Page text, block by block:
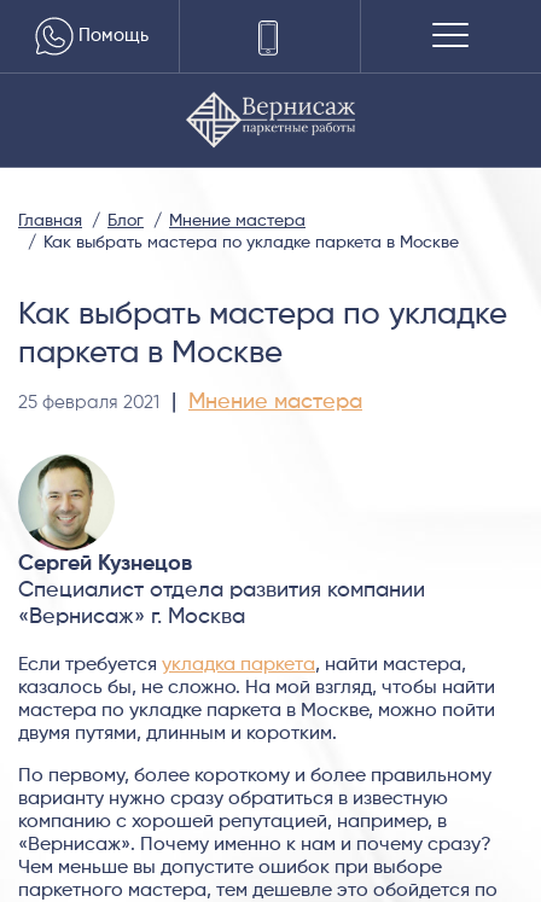
Помощь
Главная Блог
Мнение мастера
Как выбрать мастера по укладке паркета в Москве
Как выбрать мастера по укладке
паркета в Москве
25 февраля 2021 Мнение мастера
Сергей Кузнецов
Специалист отдела развития компании
«Вернисаж» г. Москва
Если требуется укладка паркета, найти мастера,
казалось бы, не сложно. На мой взгляд, чтобы найти
мастера по укладке паркета в Москве, можно пойти
двумя путями, длинным и коротким.
По первому, более короткому и более правильному
варианту нужно сразу обратиться в известную
компанию с хорошей репутацией, например, в
«Вернисаж». Почему именно к нам и почему сразу?
Чем меньше вы допустите ошибок при выборе
паркетного мастера, тем дешевле это обойдется по